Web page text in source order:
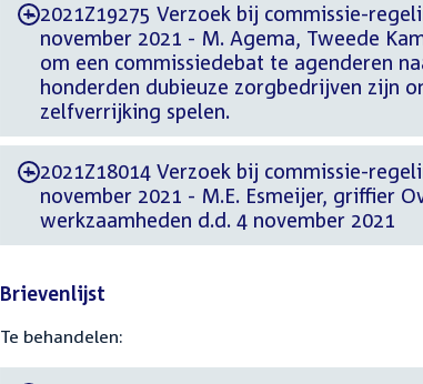
-2021Z19275 Verzoek bij commissie-
november 2021 - M. Agema, Tweede
om een commissiedebat te agenderen
honderden dubieuze zorgbedrijven zijn
zelfverrijking spelen.
-2021Z18014 Verzoek bij commissie-
november 2021 - M.E. Esmeijer, griffier
werkzaamheden d.d. 4 november 2021
Brievenlijst
Te behandelen: